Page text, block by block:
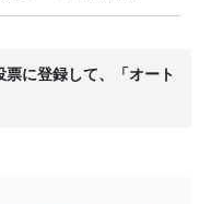
票に登録して、「オート